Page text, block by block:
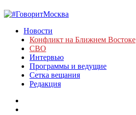
Новости
Конфликт на Ближнем Востоке
СВО
Интервью
Программы и ведущие
Сетка вещания
Редакция